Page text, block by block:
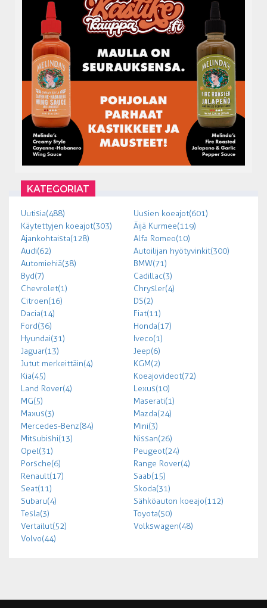
KATEGORIAT
Uutisia (488)
Uusien koeajot (601)
Käytettyjen koeajot (303)
Äijä Kurmee (119)
Ajankohtaista (128)
Alfa Romeo (10)
Audi (62)
Autoilijan hyötyvinkit (300)
Automiehiä (38)
BMW (71)
Byd (7)
Cadillac (3)
Chevrolet (1)
Chrysler (4)
Citroen (16)
DS (2)
Dacia (14)
Fiat (11)
Ford (36)
Honda (17)
Hyundai (31)
Iveco (1)
Jaguar (13)
Jeep (6)
Jutut merkeittäin (4)
KGM (2)
Kia (45)
Koeajovideot (72)
Land Rover (4)
Lexus (10)
MG (5)
Maserati (1)
Maxus (3)
Mazda (24)
Mercedes-Benz (84)
Mini (3)
Mitsubishi (13)
Nissan (26)
Opel (31)
Peugeot (24)
Porsche (6)
Range Rover (4)
Renault (17)
Saab (15)
Seat (11)
Skoda (31)
Subaru (4)
Sähköauton koeajo (112)
Tesla (3)
Toyota (50)
Vertailut (52)
Volkswagen (48)
Volvo (44)